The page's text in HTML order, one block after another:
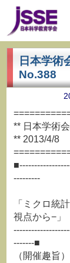
日本学
No.388
** 日本学術
** 2013/4/8
---------
公開
「ミクロ統
視点から−」
-------■
（開催趣旨）